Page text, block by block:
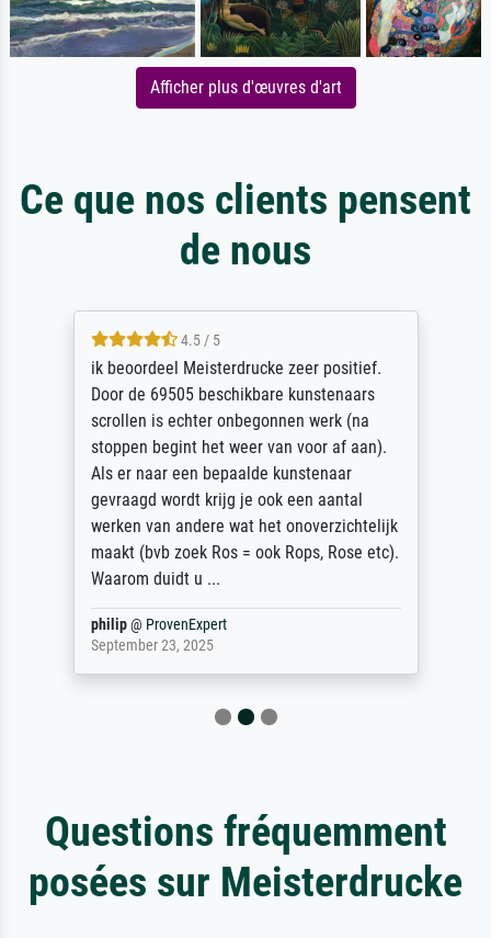
Afficher plus d'œuvres d'art
Ce que nos clients pensent
de nous
4.5 / 5
ik beoordeel Meisterdrucke zeer positief.
Door de 69505 beschikbare kunstenaars
scrollen is echter onbegonnen werk (na
stoppen begint het weer van voor af aan).
Als er naar een bepaalde kunstenaar
gevraagd wordt krijg je ook een aantal
werken van andere wat het onoverzichtelijk
maakt (bvb zoek Ros = ook Rops, Rose etc).
Waarom duidt u ...
philip@ ProvenExpert
September 23, 2025
Questions fréquemment
posées sur Meisterdrucke